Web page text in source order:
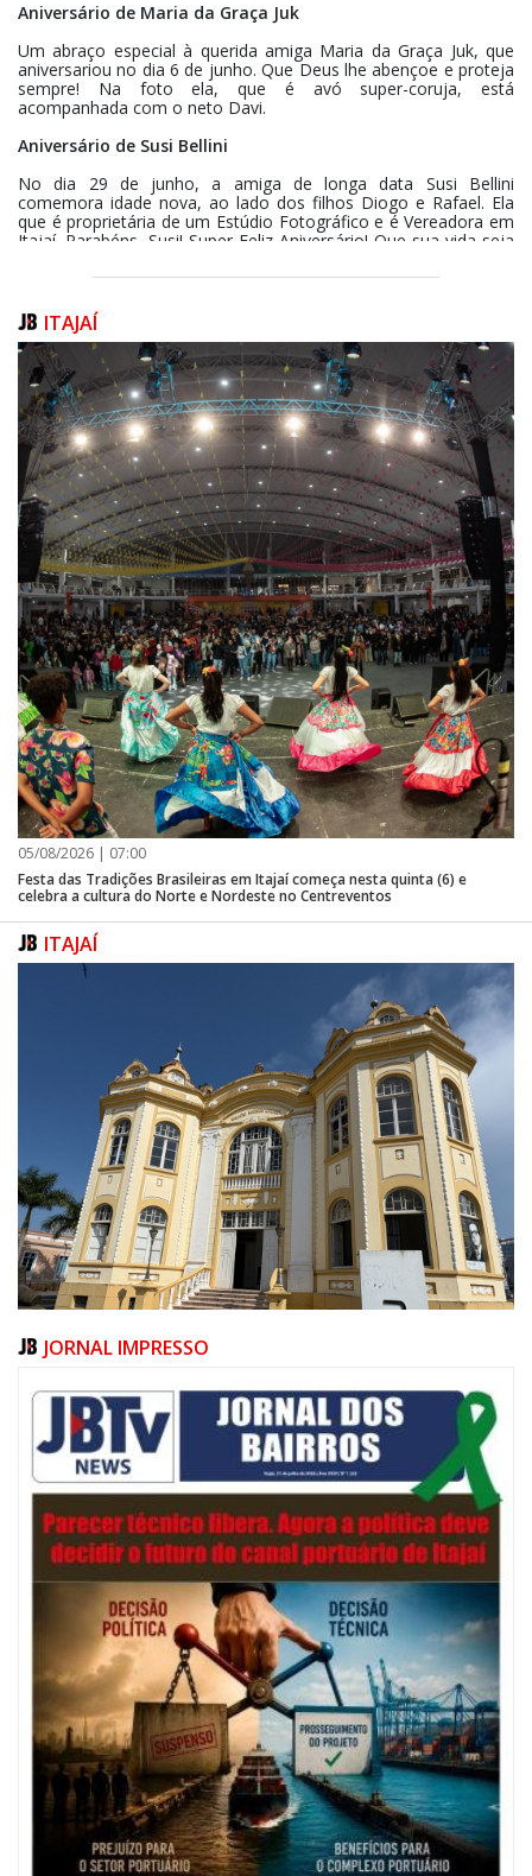
Aniversário de Maria da Graça Juk
Um abraço especial à querida amiga Maria da Graça Juk, que
aniversariou no dia 6 de junho. Que Deus lhe abençoe e proteja
sempre! Na foto ela, que é avó super-coruja, está
acompanhada com o neto Davi.
Aniversário de Susi Bellini
No dia 29 de junho, a amiga de longa data Susi Bellini
comemora idade nova, ao lado dos filhos Diogo e Rafael. Ela
que é proprietária de um Estúdio Fotográfico e é Vereadora em
Itajaí. Parabéns, Susi! Super Feliz Aniversário! Que sua vida seja
No sábado, dia 23 de junho, foi realizado mais um evento
beneficente em Itajaí: a “Feijoada da APAE 2012”. A Diretoria e
funcionários da APAE receberam apoio dos membros do “Lions
Club Itajaí Centro”, que foram responsáveis em preparar a
feijoada e acompanhamentos. Muitos amigos estiveram
presentes, apoiando o evento, além de saborearem uma
deliciosa Feijoada, ainda colaboraram com as obras sociais da
APAE.
Aniversário da Léia
Quem aniversariou no último dia 18 de junho foi a senhora Léia,
esposa do conhecidíssimo César, da Cojomar. Numa das
barracas do Itamirim, recebeu amigas e familiares para um
confraternização mais íntima. Destaque na foto principal, em
que ela aparece com toda sua família: o esposo César, os filhos
Carla, Mariana e João Vitor e o genro Ricardo. Parabéns e
muitas felicidades!
ITAJAÍ
05/08/2026 | 07:00
Festa das Tradições Brasileiras em Itajaí começa nesta quinta (6) e
celebra a cultura do Norte e Nordeste no Centreventos
ITAJAÍ
05/08/2026 | 07:00
Salão Nobre Rui Barbosa do Palácio Marcos Konder abrigará gabinete
protocolar do Município
ITAJAÍ
JORNAL IMPRESSO